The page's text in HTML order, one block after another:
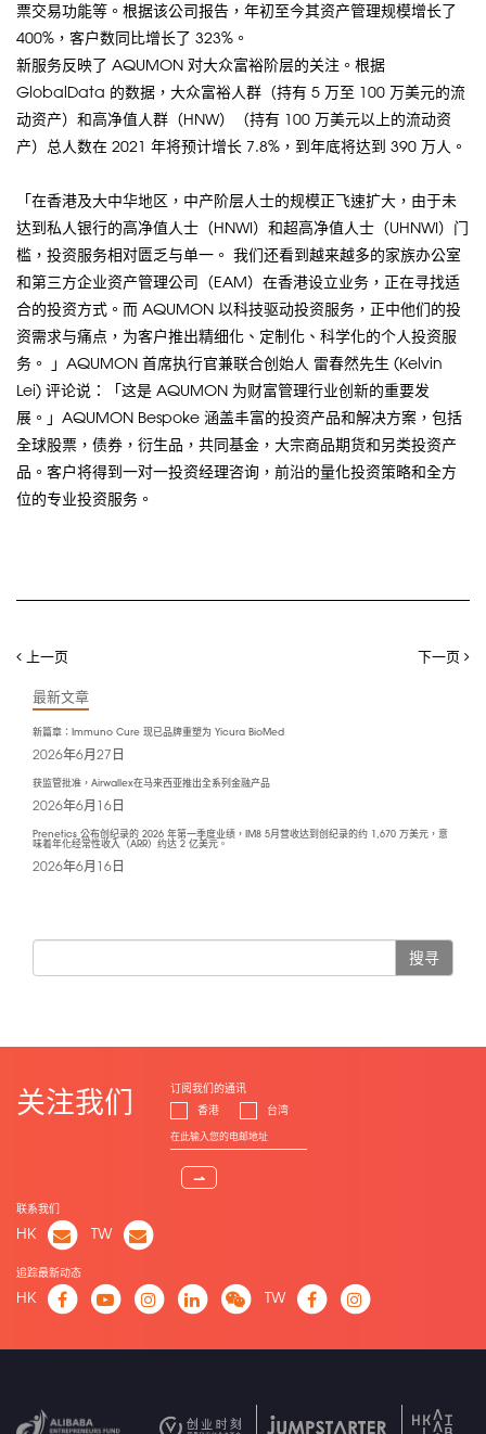
票交易功能等。根据该公司报告，年初至今其资产管理规模增长了
400%，客户数同比增长了 323%。
新服务反映了 AQUMON 对大众富裕阶层的关注。根据
GlobalData 的数据，大众富裕人群（持有 5 万至 100 万美元的流
动资产）和高净值人群（HNW）（持有 100 万美元以上的流动资
产）总人数在 2021 年将预计增长 7.8%，到年底将达到 390 万人。
「在香港及大中华地区，中产阶层人士的规模正飞速扩大，由于未
达到私人银行的高净值人士（HNWI）和超高净值人士（UHNWI）门
槛，投资服务相对匮乏与单一。 我们还看到越来越多的家族办公室
和第三方企业资产管理公司（EAM）在香港设立业务，正在寻找适
合的投资方式。而 AQUMON 以科技驱动投资服务，正中他们的投
资需求与痛点，为客户推出精细化、定制化、科学化的个人投资服
务。 」AQUMON 首席执行官兼联合创始人 雷春然先生 (Kelvin
Lei) 评论说：「这是 AQUMON 为财富管理行业创新的重要发
展。」AQUMON Bespoke 涵盖丰富的投资产品和解决方案，包括
全球股票，债券，衍生品，共同基金，大宗商品期货和另类投资产
品。客户将得到一对一投资经理咨询，前沿的量化投资策略和全方
位的专业投资服务。
上一页 下一页
最新文章
新篇章：Immuno Cure 现已品牌重塑为 Yicura BioMed
2026年6月27日
获监管批准，Airwallex在马来西亚推出全系列金融产品
2026年6月16日
Prenetics 公布创纪录的 2026 年第一季度业绩，IM8 5月营收达到创纪录的约 1,670 万美元，意
味着年化经常性收入（ARR）约达 2 亿美元。
2026年6月16日
搜寻
关注我们
订阅我们的通讯
香港
台湾
⇀
联系我们
HK TW
追踪最新动态
HK TW